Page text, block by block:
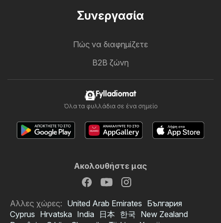
Συνεργασία
Πώς να διαφημίζετε
B2B ζώνη
Fylladiomat
Όλα τα φυλλάδια σε ένα σημείο
Ακολουθήστε μας
Αλλες χώρες: United Arab Emirates България
Cyprus Hrvatska India 日本 한국 New Zealand